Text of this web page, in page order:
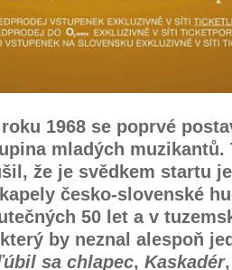
1968 se poprvé
mladých muzikantů.
že je svědkem startu
česko-slovenské
50 let a v
by neznal alespoň
sa chlapec, Kaskadér